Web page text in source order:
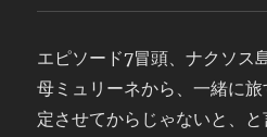
エピソード7冒頭、ナクソス島
母ミュリーネから、一緒に
定させてからじゃないと、と